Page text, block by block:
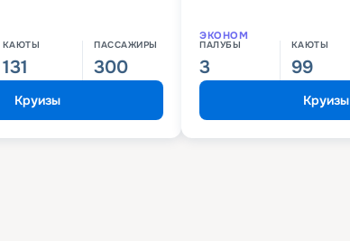
КАЮТЫ
131
ПАССАЖИРЫ
300
Круизы
ЭКОНОМ
ПАЛУБЫ
3
КАЮТЫ
99
Круизы